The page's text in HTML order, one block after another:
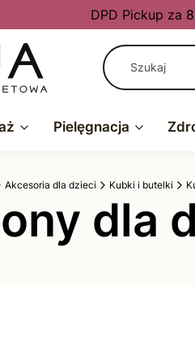
DPD Pickup za
Pielęgnacja
Akcesoria dla dzieci Kubki i butelki
dla